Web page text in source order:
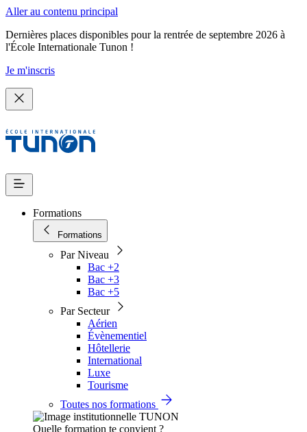
Aller au contenu principal
Dernières places disponibles pour la rentrée de septembre 2026 à
l'École Internationale Tunon !
Je m'inscris
Formations
Formations
Par Niveau
Bac +2
Bac +3
Bac +5
Par Secteur
Aérien
Évènementiel
Hôtellerie
International
Luxe
Tourisme
Toutes nos formations
Quelle formation te convient ?